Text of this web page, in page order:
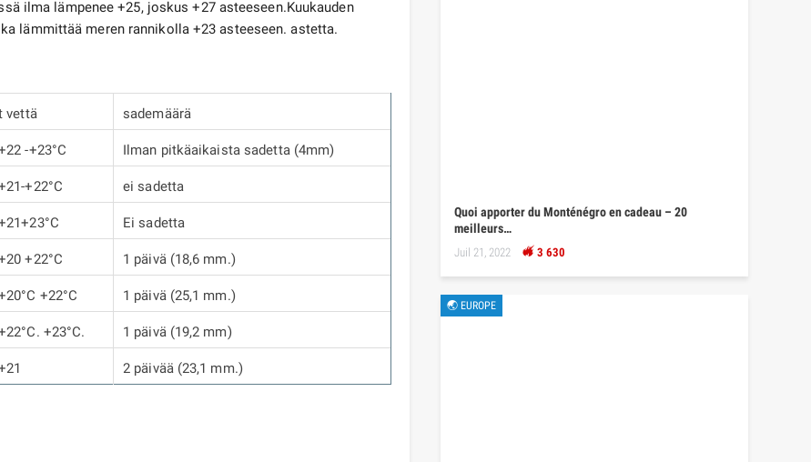
ilma lämpenee +25, joskus +27 asteeseen.Kuukauden
lämmittää meren rannikolla +23 asteeseen. astetta.
vettä sademäärä
-+23°C Ilman pitkäaikaista sadetta (4mm)
+22°C ei sadetta
Ei sadetta
+22°C 1 päivä (18,6 mm.)
+22°C 1 päivä (25,1 mm.)
+23°C. 1 päivä (19,2 mm)
2 päivää (23,1 mm.)
Quoi apporter du Monténégro en cadeau – 20
meilleurs…
Juil 21, 2022 3 630
🌏 EUROPE